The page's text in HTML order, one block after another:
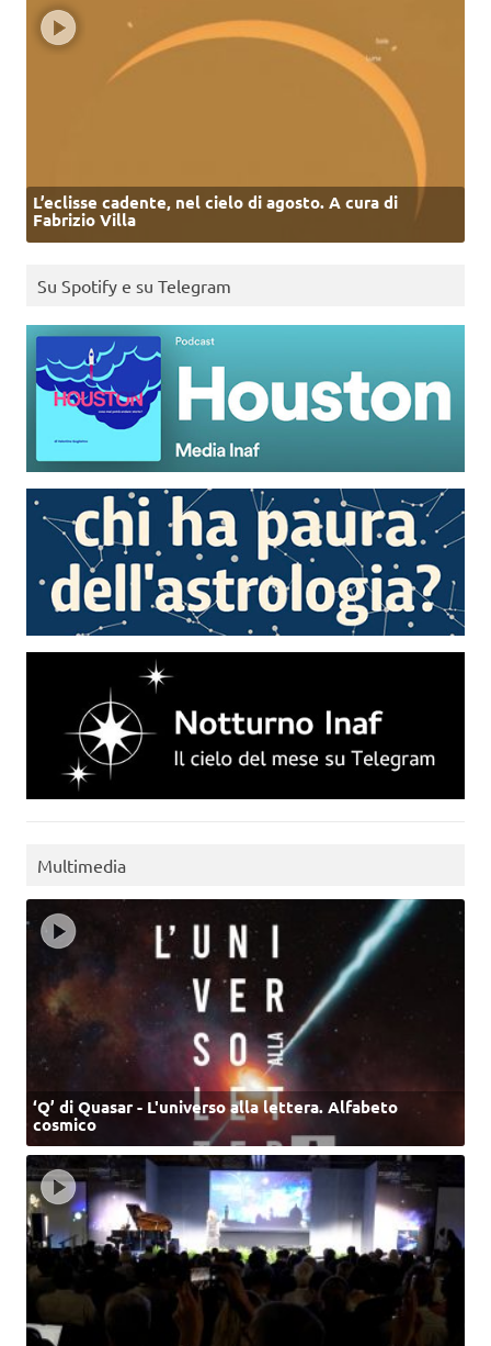
L’eclisse cadente, nel cielo di agosto. A cura di
Fabrizio Villa
Su Spotify e su Telegram
Multimedia
‘Q’ di Quasar - L'universo alla lettera. Alfabeto
cosmico